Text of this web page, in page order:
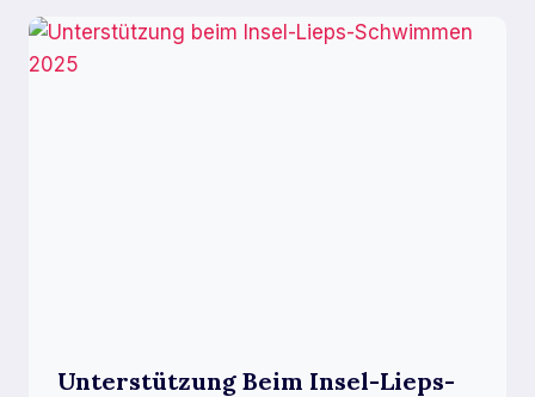
Unterstützung Beim Insel-Lieps-